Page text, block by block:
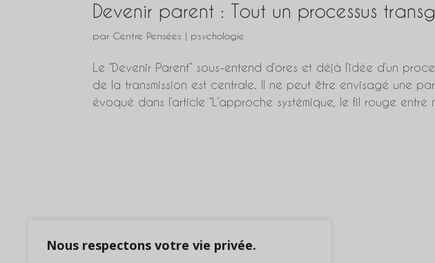
Nous respectons votre vie privée.
Devenir parent : Tout un processus
par Centre Pensées | psychologie
Le “Devenir Parent” sous-entend d’ores et déjà l’idée d’un
de la transmission est centrale. Il ne peut être envisagé une
évoqué dans l’article “L’approche systémique, le fil rouge entre